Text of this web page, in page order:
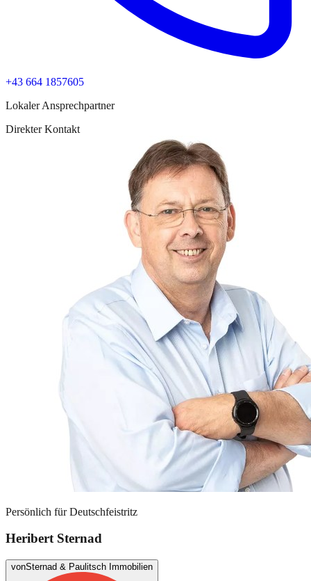
+43 664 1857605
Lokaler Ansprechpartner
Direkter Kontakt
Persönlich fürDeutschfeistritz
Heribert Sternad
vonSternad & Paulitsch Immobilien